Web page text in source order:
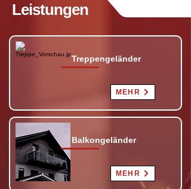
Leistungen
Treppengeländer
MEHR
Balkongeländer
MEHR